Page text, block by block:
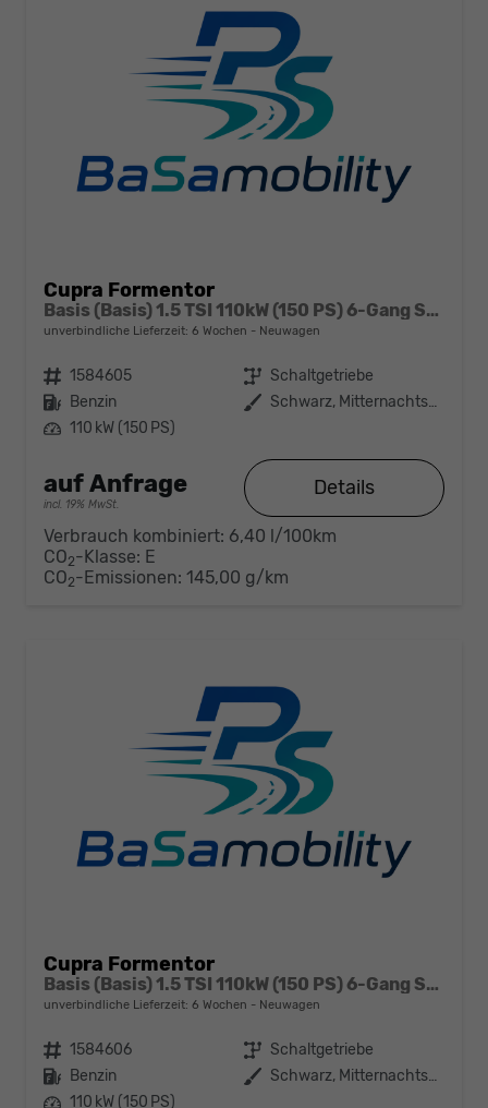
Cupra Formentor
Basis (Basis) 1.5 TSI 110kW (150 PS) 6-Gang Schaltgetriebe
unverbindliche Lieferzeit: 6 Wochen Neuwagen
Fahrzeugnr. 1584605 Getriebe Schaltgetriebe
Kraftstoff Benzin Außenfarbe
Schwarz, Mitternachtsschwarz (0E)
Leistung 110 kW (150 PS)
auf Anfrage
incl. 19% MwSt.
Details
Verbrauch kombiniert: 6,40 l/100km
CO2-Klasse: E
CO2-Emissionen: 145,00 g/km
Cupra Formentor
Basis (Basis) 1.5 TSI 110kW (150 PS) 6-Gang Schaltgetriebe
unverbindliche Lieferzeit: 6 Wochen Neuwagen
Fahrzeugnr. 1584606 Getriebe Schaltgetriebe
Kraftstoff Benzin Außenfarbe
Schwarz, Mitternachtsschwarz (0E)
Leistung 110 kW (150 PS)